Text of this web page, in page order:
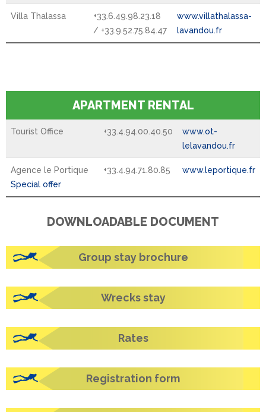
Villa Thalassa
+33.6.49.98.23.18
/ +33.9.52.75.84.47
www.villathalassa-
lavandou.fr
APARTMENT RENTAL
Tourist Office +33.4.94.00.40.50
www.ot-
lelavandou.fr
Agence le Portique
Special offer
+33.4.94.71.80.85 www.leportique.fr
DOWNLOADABLE DOCUMENT
Group stay brochure
Wrecks stay
Rates
Registration form